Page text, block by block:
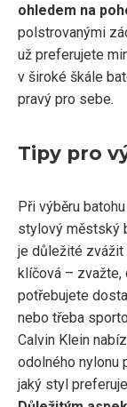
ohledem na
polstrovanými
už preferujete
v široké škále
pravý pro sebe.
Tipy pro
Při výběru
stylový městský
je důležité zvážit
klíčová – zvažte,
potřebujete
nebo třeba
Calvin Klein
odolného nylonu
jaký styl